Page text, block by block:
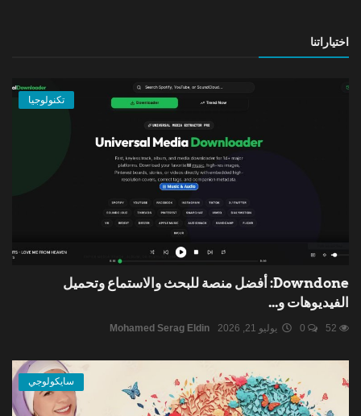
اختياراتنا
تكنولوجيا
Downdone: أفضل منصة للبحث والاستماع وتحميل
الفيديوهات و...
Mohamed Serag Eldin يوليو 21, 2026
سايكولوجي